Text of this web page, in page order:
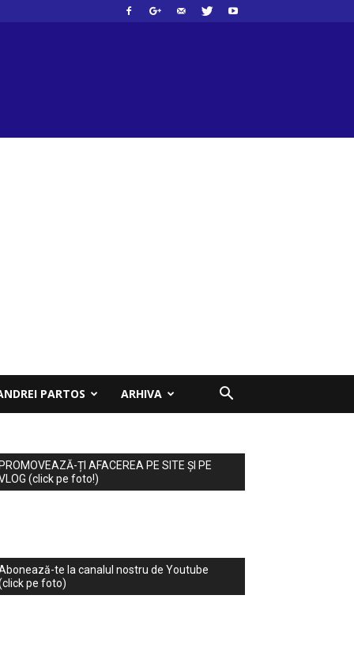
PARTOS ARHIVA
PROMOVEAZĂ-ȚI AFACEREA PE SITE ȘI PE
(click pe foto!)
te la canalul nostru de Youtube
pe foto)